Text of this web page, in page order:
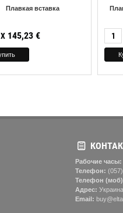
Плавкая вставка
X 145,23 €
Рабочие часы:
Телефон:
Телефон
Адрес:
Email: